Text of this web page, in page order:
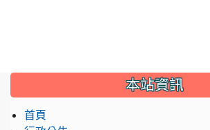
::: 本站資訊
首頁